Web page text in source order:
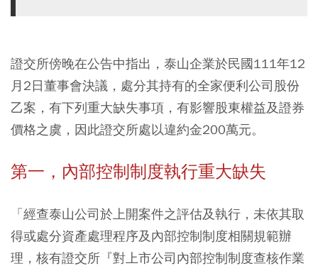
證交所傍晚在公告中指出，泰山企業於民國111年12
月2日董事會決議，處分其持有的全家便利公司股份
乙案，有下列重大缺失事項，有影響股東權益及證券
價格之虞，因此證交所處以違約金200萬元。
第一，內部控制制度執行重大缺失
「經查泰山公司於上開案件之評估及執行，未依其取
得或處分資產處理程序及內部控制制度相關規範辦
理，核有證交所『對上市公司內部控制制度查核作業